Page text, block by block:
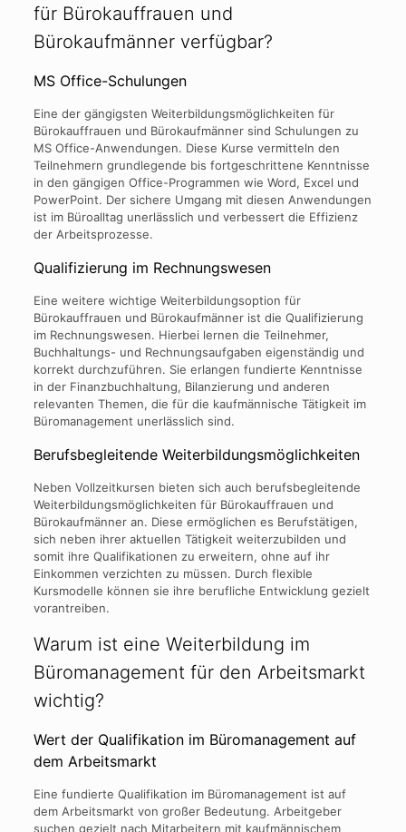
für Bürokauffrauen und
Bürokaufmänner verfügbar?
MS Office-Schulungen
Eine der gängigsten Weiterbildungsmöglichkeiten für
Bürokauffrauen und Bürokaufmänner sind Schulungen zu
MS Office-Anwendungen. Diese Kurse vermitteln den
Teilnehmern grundlegende bis fortgeschrittene Kenntnisse
in den gängigen Office-Programmen wie Word, Excel und
PowerPoint. Der sichere Umgang mit diesen Anwendungen
ist im Büroalltag unerlässlich und verbessert die Effizienz
der Arbeitsprozesse.
Qualifizierung im Rechnungswesen
Eine weitere wichtige Weiterbildungsoption für
Bürokauffrauen und Bürokaufmänner ist die Qualifizierung
im Rechnungswesen. Hierbei lernen die Teilnehmer,
Buchhaltungs- und Rechnungsaufgaben eigenständig und
korrekt durchzuführen. Sie erlangen fundierte Kenntnisse
in der Finanzbuchhaltung, Bilanzierung und anderen
relevanten Themen, die für die kaufmännische Tätigkeit im
Büromanagement unerlässlich sind.
Berufsbegleitende Weiterbildungsmöglichkeiten
Neben Vollzeitkursen bieten sich auch berufsbegleitende
Weiterbildungsmöglichkeiten für Bürokauffrauen und
Bürokaufmänner an. Diese ermöglichen es Berufstätigen,
sich neben ihrer aktuellen Tätigkeit weiterzubilden und
somit ihre Qualifikationen zu erweitern, ohne auf ihr
Einkommen verzichten zu müssen. Durch flexible
Kursmodelle können sie ihre berufliche Entwicklung gezielt
vorantreiben.
Warum ist eine Weiterbildung im
Büromanagement für den Arbeitsmarkt
wichtig?
Wert der Qualifikation im Büromanagement auf
dem Arbeitsmarkt
Eine fundierte Qualifikation im Büromanagement ist auf
dem Arbeitsmarkt von großer Bedeutung. Arbeitgeber
suchen gezielt nach Mitarbeitern mit kaufmännischem